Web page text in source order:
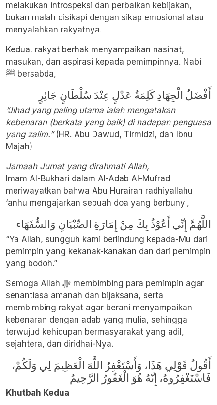
melakukan introspeksi dan perbaikan kebijakan,
bukan malah disikapi dengan sikap emosional atau
menyalahkan rakyatnya.
Kedua, rakyat berhak menyampaikan nasihat,
masukan, dan aspirasi kepada pemimpinnya. Nabi
ﷺ bersabda,
أَفْضَلُ الْجِهَادِ كَلِمَةُ عَدْلٍ عِنْدَ سُلْطَانٍ جَائِرٍ
“Jihad yang paling utama ialah mengatakan
kebenaran (berkata yang baik) di hadapan penguasa
yang zalim.”(HR. Abu Dawud, Tirmidzi, dan Ibnu
Majah)
Jamaah Jumat yang dirahmati Allah,
Imam Al-Bukhari dalam Al-Adab Al-Mufrad
meriwayatkan bahwa Abu Hurairah radhiyallahu
‘anhu mengajarkan sebuah doa yang berbunyi,
اللَّهُمَّ إِنِّي أَعُوْذُ بِكَ مِنْ إِمَارَةِ الصِّبْيَانِ وَالسُّفَهَاء
“Ya Allah, sungguh kami berlindung kepada-Mu dari
pemimpin yang kekanak-kanakan dan dari pemimpin
yang bodoh.”
Semoga Allah ﷻ membimbing para pemimpin agar
senantiasa amanah dan bijaksana, serta
membimbing rakyat agar berani menyampaikan
kebenaran dengan adab yang mulia, sehingga
terwujud kehidupan bermasyarakat yang adil,
sejahtera, dan diridhai-Nya.
أَقُولُ قَوْلِي هَذَا، وَأَسْتَغْفِرُ اللَّهَ الْعَظِيمَ لِي وَلَكُمْ،
فَاسْتَغْفِرُوهُ، إِنَّهُ هُوَ الْغَفُورُ الرَّحِيمُ
Khutbah Kedua